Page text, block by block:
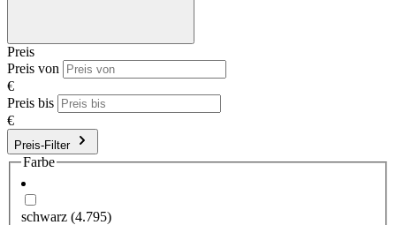
Preis
Preis von
€
Preis bis
€
Preis-Filter
Farbe
schwarz (4.795)